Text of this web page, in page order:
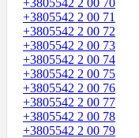
+3805542 2 00 70
+3805542 2 00 71
+3805542 2 00 72
+3805542 2 00 73
+3805542 2 00 74
+3805542 2 00 75
+3805542 2 00 76
+3805542 2 00 77
+3805542 2 00 78
+3805542 2 00 79